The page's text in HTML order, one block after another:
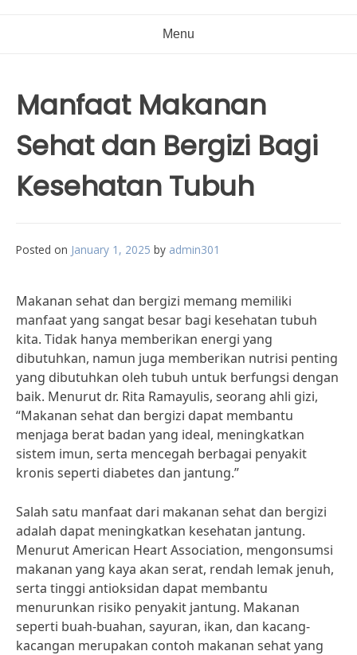
Menu
Manfaat Makanan
Sehat dan Bergizi Bagi
Kesehatan Tubuh
Posted on January 1, 2025 by admin301
Makanan sehat dan bergizi memang memiliki
manfaat yang sangat besar bagi kesehatan tubuh
kita. Tidak hanya memberikan energi yang
dibutuhkan, namun juga memberikan nutrisi penting
yang dibutuhkan oleh tubuh untuk berfungsi dengan
baik. Menurut dr. Rita Ramayulis, seorang ahli gizi,
“Makanan sehat dan bergizi dapat membantu
menjaga berat badan yang ideal, meningkatkan
sistem imun, serta mencegah berbagai penyakit
kronis seperti diabetes dan jantung.”
Salah satu manfaat dari makanan sehat dan bergizi
adalah dapat meningkatkan kesehatan jantung.
Menurut American Heart Association, mengonsumsi
makanan yang kaya akan serat, rendah lemak jenuh,
serta tinggi antioksidan dapat membantu
menurunkan risiko penyakit jantung. Makanan
seperti buah-buahan, sayuran, ikan, dan kacang-
kacangan merupakan contoh makanan sehat yang